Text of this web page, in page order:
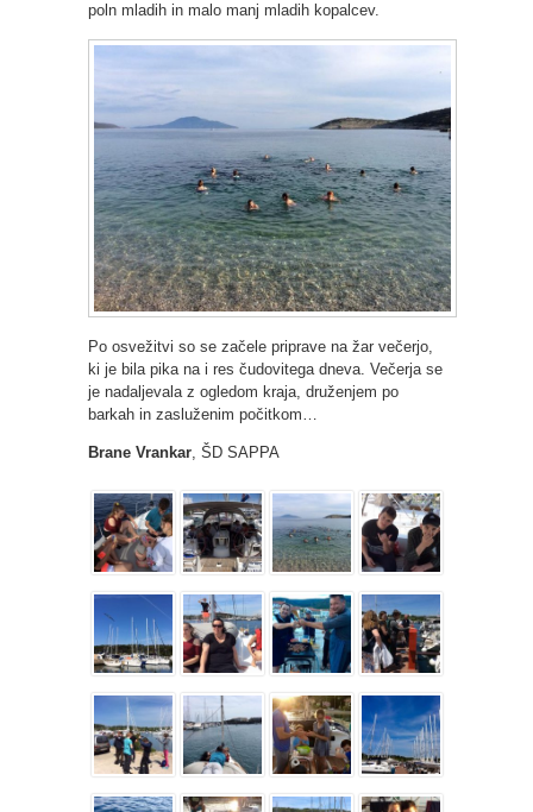
poln mladih in malo manj mladih kopalcev.
Po osvežitvi so se začele priprave na žar večerjo,
ki je bila pika na i res čudovitega dneva. Večerja se
je nadaljevala z ogledom kraja, druženjem po
barkah in zasluženim počitkom…
Brane Vrankar, ŠD SAPPA